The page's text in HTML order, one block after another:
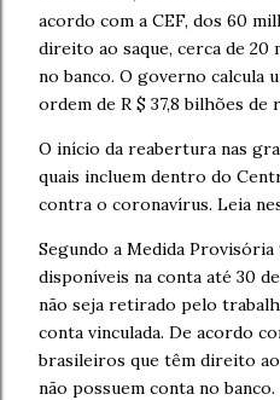
acordo com a CEF, dos 60
direito ao saque, cerca de 20
no banco. O governo calcula
ordem de R $ 37,8 bilhões de
O início da reabertura nas
quais incluem dentro do
contra o coronavírus. Leia
Segundo a Medida
disponíveis na conta até 30
não seja retirado pelo
conta vinculada. De acordo
brasileiros que têm direito
não possuem conta no